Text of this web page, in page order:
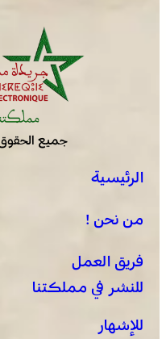
العثور على جثة مقطعة
جميع الحقوق
الرئيسية
من نحن !
فريق العمل
للنشر في مملكتنا
للإشهار